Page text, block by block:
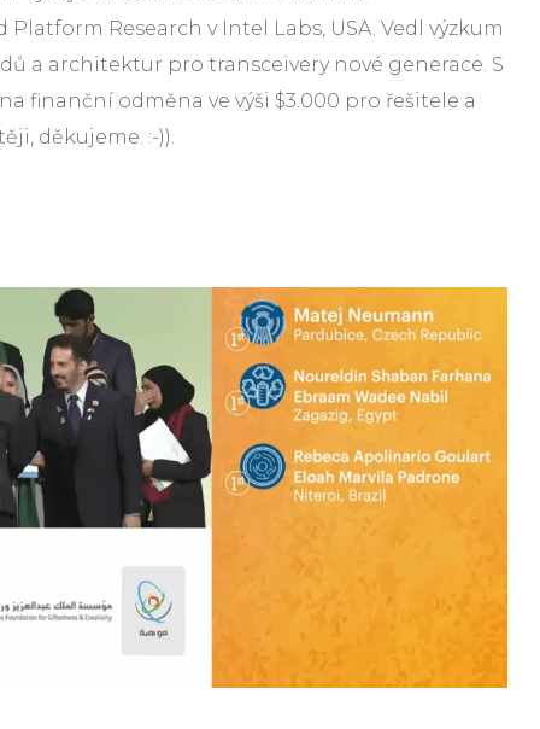
Research v Intel Labs, USA. Vedl výzkum
a architektur pro transceivery nové generace. S
finanční odměna ve výši $3.000 pro řešitele a
děkujeme. :-)).